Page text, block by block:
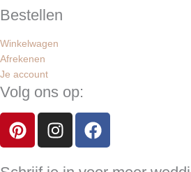
Bestellen
Winkelwagen
Afrekenen
Je account
Volg ons op:
P
i
I
n
F
a